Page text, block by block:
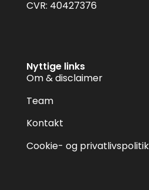
CVR: 40427376
Nyttige links
Om & disclaimer
Team
Kontakt
Cookie- og privatlivspolitik